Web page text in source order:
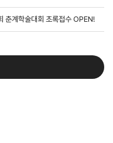
춘계학술대회 초록접수 OPEN!